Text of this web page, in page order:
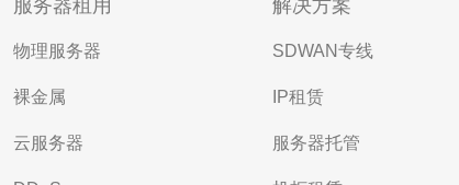
服务器租用
物理服务器
裸金属
云服务器
解决方案
SDWAN专线
IP租赁
服务器托管